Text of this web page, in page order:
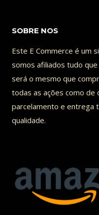
OS
ATORES
SOBRE NOS
Este E Commerce é um
somos afiliados tudo
será o mesmo que
todas as ações como de
parcelamento e entrega
qualidade.